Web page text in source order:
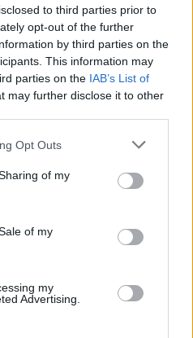
to third parties prior to
opt-out of the further
by third parties on the
This information may
parties on the IAB’s List of
may further disclose it to other
Opt Outs
of my
of my
my
Advertising.